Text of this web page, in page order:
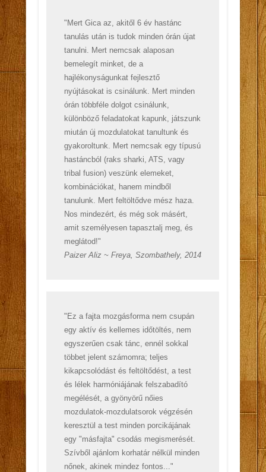
"Mert Gica az, akitől 6 év hastánc
tanulás után is tudok minden órán újat
tanulni. Mert nemcsak alaposan
bemelegít minket, de a
hajlékonyságunkat fejlesztő
nyújtásokat is csinálunk. Mert minden
órán többféle dolgot csinálunk,
különböző feladatokat kapunk, játszunk
miután új mozdulatokat tanultunk és
gyakoroltunk. Mert nemcsak egy típusú
hastáncból (raks sharki, ATS, vagy
tribal fusion) veszünk elemeket,
kombinációkat, hanem mindből
tanulunk. Mert feltöltődve mész haza.
Nos mindezért, és még sok másért,
amit személyesen tapasztalj meg, és
meglátod!"
Paizer Aliz ~ Freya, Szombathely, 2014
"Ez a fajta mozgásforma nem csupán
egy aktív és kellemes időtöltés, nem
egyszerűen csak tánc, ennél sokkal
többet jelent számomra; teljes
kikapcsolódást és feltöltődést, a test
és lélek harmóniájának felszabadító
megélését, a gyönyörű nőies
mozdulatok-mozdulatsorok végzésén
keresztül a test minden porcikájának
egy "másfajta" csodás megismerését.
Szívből ajánlom korhatár nélkül minden
nőnek, akinek mindez fontos..."